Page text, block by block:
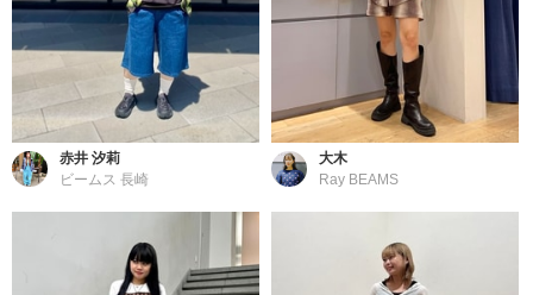
赤井 汐莉
ビームス 長崎
大木
Ray BEAMS